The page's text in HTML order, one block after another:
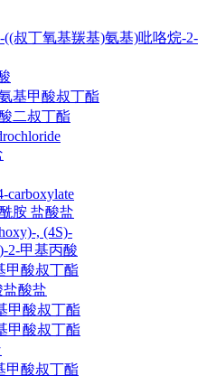
((叔丁氧基羰基)氨基)吡咯烷-2-
基甲酸叔丁酯
二叔丁酯
carboxylate
胺 盐酸盐
, (4S)-
2-甲基丙酸
甲酸叔丁酯
盐酸盐
甲酸叔丁酯
甲酸叔丁酯
甲酸叔丁酯